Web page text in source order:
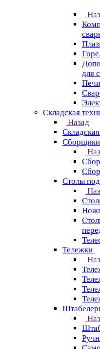
для
Складская
Назад
Сборщики
Столы
Тележки